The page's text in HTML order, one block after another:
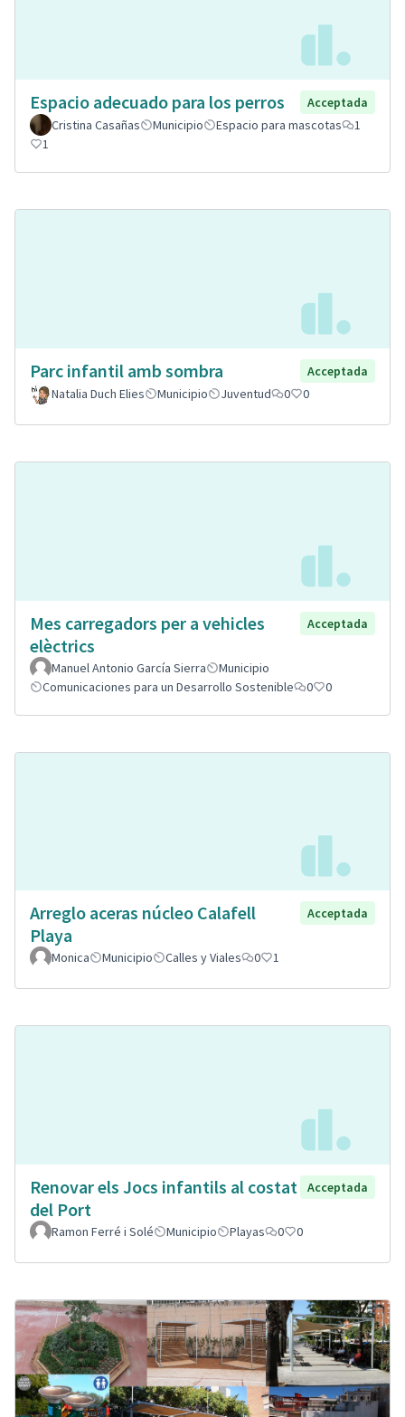
Espacio adecuado para los perros
Acceptada
Cristina Casañas
Municipio Espacio para mascotas
1
1
Parc infantil amb sombra
Acceptada
Natalia Duch Elies
Municipio Juventud 0 0
Mes carregadors per a vehicles
elèctrics
Acceptada
Manuel Antonio García Sierra
Municipio
Comunicaciones para un Desarrollo Sostenible
0 0
Arreglo aceras núcleo Calafell
Playa
Acceptada
Monica Municipio Calles y Viales 0 1
Renovar els Jocs infantils al costat
del Port
Acceptada
Ramon Ferré i Solé Municipio Playas 0 0